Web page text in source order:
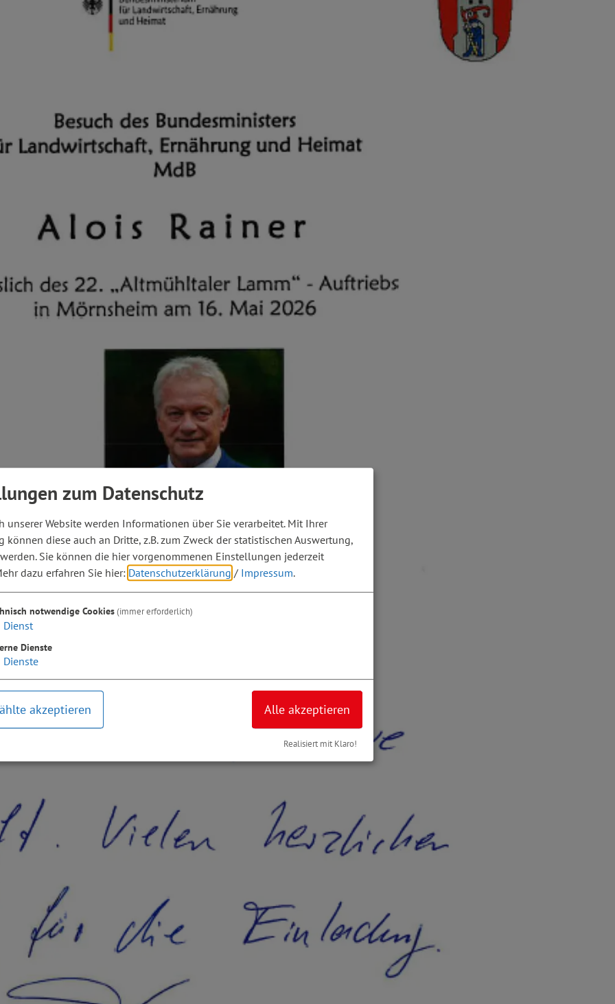
zum Datenschutz
unserer Website werden Informationen über Sie verarbeitet. Mit Ihrer
können diese auch an Dritte, z.B. zum Zweck der statistischen Auswertung,
Sie können die hier vorgenommenen Einstellungen jederzeit
dazu erfahren Sie hier: Datenschutzerklärung / Impressum.
notwendige Cookies(immer erforderlich)
Dienst
Dienste
Dienste
akzeptieren Alle akzeptieren
Realisiert mit Klaro!